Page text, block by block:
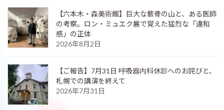
【六本木・森美術館】巨大な骸骨の山と、ある医師
の考察。ロン・ミュエク展で覚えた猛烈な「違和
感」の正体
2026年8月2日
【ご報告】7月31日 呼吸器内科休診へのお詫びと、
札幌での講演を終えて
2026年7月31日